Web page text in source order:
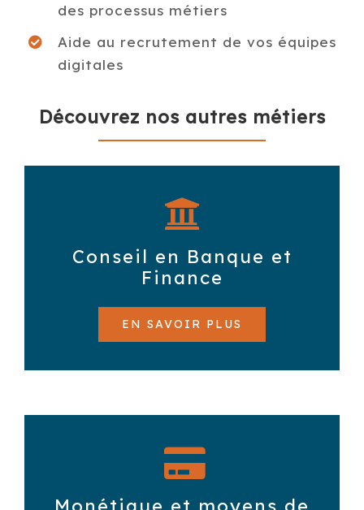
des processus métiers
Aide au recrutement de vos équipes
digitales
Découvrez nos autres métiers
Conseil en Banque et
Finance
EN SAVOIR PLUS